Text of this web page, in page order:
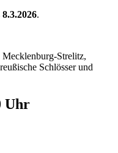
8.3.2026.
Mecklenburg-Strelitz,
Schlösser und
Uhr